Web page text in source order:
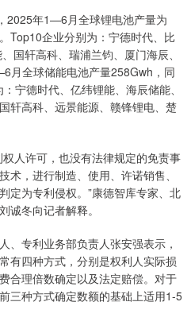
年1—6月全球锂电池产量为
Top10企业分别为：宁德时代、比
国轩高科、瑞浦兰钧、厦门海辰、
月全球储能电池产量258Gwh，同
宁德时代、亿纬锂能、海辰储能、
轩高科、远景能源、赣锋锂电、楚
人许可，也没有法律规定的免责事
术，进行制造、使用、许诺销售、
定为专利侵权。”康德智库专家、北
诚冬向记者解释。
专利业务部负责人张安强表示，
有四种方式，分别是权利人实际损
合理倍数确定以及法定赔偿。对于
三种方式确定数额的基础上适用1-5